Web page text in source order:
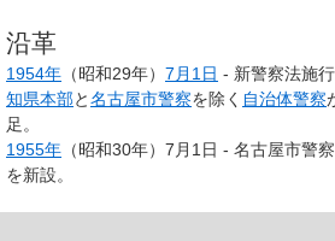
沿革
1954年 （昭和29年） 7月1日 - 新警察法施行
知県本部と名古屋市警察を除く 自治体警察
足。
1955年 （昭和30年）7月1日 - 名古屋市警察
を新設。